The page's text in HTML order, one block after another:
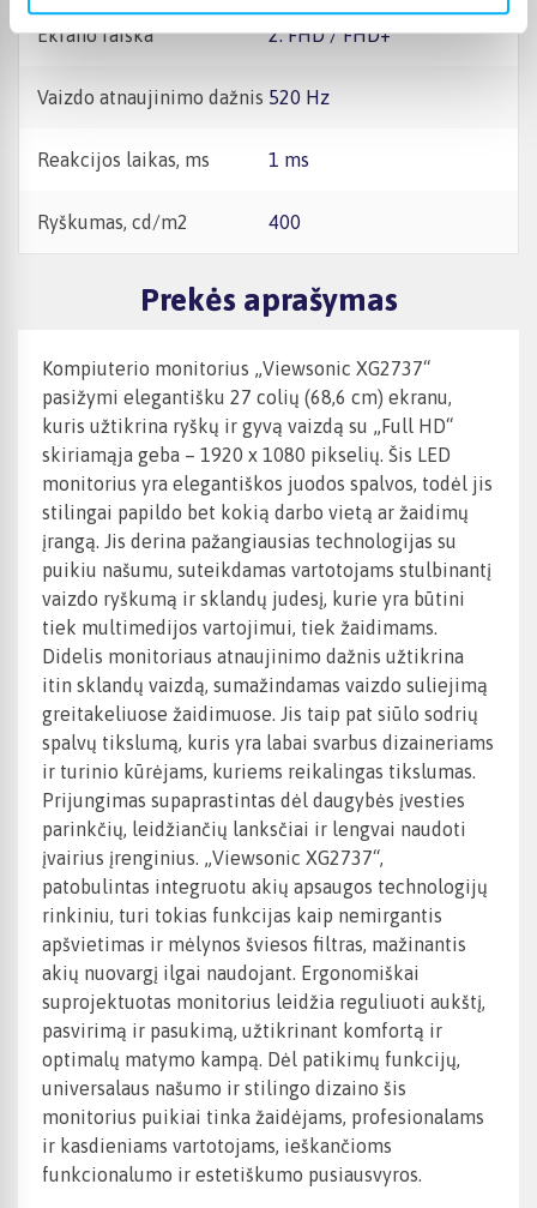
Ekrano raiška 2. FHD / FHD+
Vaizdo atnaujinimo dažnis 520 Hz
Reakcijos laikas, ms 1 ms
Ryškumas, cd/m2 400
Prekės aprašymas
Kompiuterio monitorius „Viewsonic XG2737“
pasižymi elegantišku 27 colių (68,6 cm) ekranu,
kuris užtikrina ryškų ir gyvą vaizdą su „Full HD“
skiriamąja geba – 1920 x 1080 pikselių. Šis LED
monitorius yra elegantiškos juodos spalvos, todėl jis
stilingai papildo bet kokią darbo vietą ar žaidimų
įrangą. Jis derina pažangiausias technologijas su
puikiu našumu, suteikdamas vartotojams stulbinantį
vaizdo ryškumą ir sklandų judesį, kurie yra būtini
tiek multimedijos vartojimui, tiek žaidimams.
Didelis monitoriaus atnaujinimo dažnis užtikrina
itin sklandų vaizdą, sumažindamas vaizdo suliejimą
greitakeliuose žaidimuose. Jis taip pat siūlo sodrių
spalvų tikslumą, kuris yra labai svarbus dizaineriams
ir turinio kūrėjams, kuriems reikalingas tikslumas.
Prijungimas supaprastintas dėl daugybės įvesties
parinkčių, leidžiančių lanksčiai ir lengvai naudoti
įvairius įrenginius. „Viewsonic XG2737“,
patobulintas integruotu akių apsaugos technologijų
rinkiniu, turi tokias funkcijas kaip nemirgantis
apšvietimas ir mėlynos šviesos filtras, mažinantis
akių nuovargį ilgai naudojant. Ergonomiškai
suprojektuotas monitorius leidžia reguliuoti aukštį,
pasvirimą ir pasukimą, užtikrinant komfortą ir
optimalų matymo kampą. Dėl patikimų funkcijų,
universalaus našumo ir stilingo dizaino šis
monitorius puikiai tinka žaidėjams, profesionalams
ir kasdieniams vartotojams, ieškančioms
funkcionalumo ir estetiškumo pusiausvyros.